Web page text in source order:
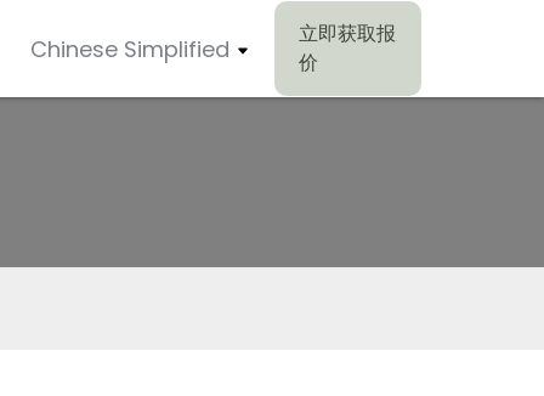
Chinese Simplified
立即获取报
价